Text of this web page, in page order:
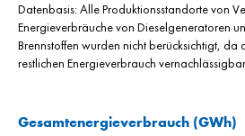
Datenbasis: Alle Produktionsstandorte von
Energieverbräuche von Dieselgeneratoren
Brennstoffen wurden nicht berücksichtigt, da
restlichen Energieverbrauch
Gesamtenergieverbrauch (GWh)